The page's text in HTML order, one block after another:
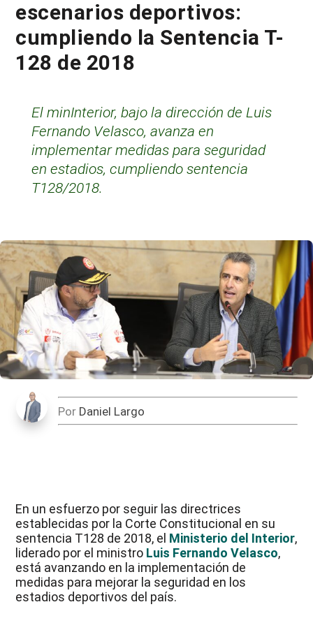
escenarios deportivos:
cumpliendo la Sentencia T-
128 de 2018
El minInterior, bajo la dirección de Luis
Fernando Velasco, avanza en
implementar medidas para seguridad
en estadios, cumpliendo sentencia
T128/2018.
Por Daniel Largo
En un esfuerzo por seguir las directrices
establecidas por la Corte Constitucional en su
sentencia T128 de 2018, el Ministerio del Interior,
liderado por el ministro Luis Fernando Velasco,
está avanzando en la implementación de
medidas para mejorar la seguridad en los
estadios deportivos del país.